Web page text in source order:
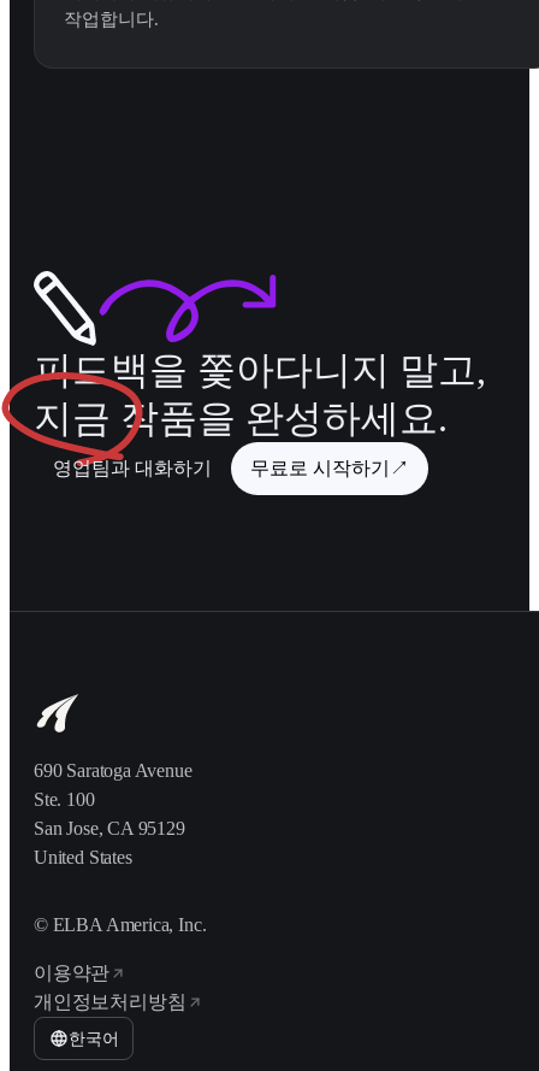
작업합니다.
피드백을 쫓아다니지 말고,
지금 작품을 완성하세요.
영업팀과 대화하기 무료로 시작하기 ↗
690 Saratoga Avenue
Ste. 100
San Jose, CA 95129
United States
© ELBA America, Inc.
이용약관
개인정보처리방침
한국어